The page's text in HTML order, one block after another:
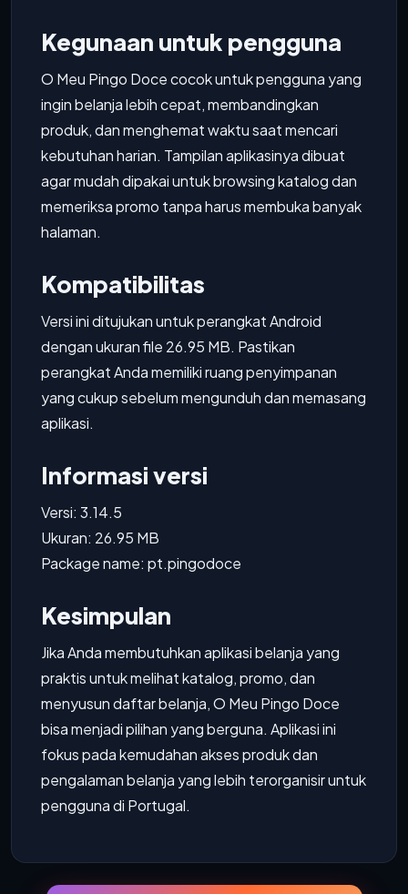
Kegunaan untuk pengguna
O Meu Pingo Doce cocok untuk pengguna yang
ingin belanja lebih cepat, membandingkan
produk, dan menghemat waktu saat mencari
kebutuhan harian. Tampilan aplikasinya dibuat
agar mudah dipakai untuk browsing katalog dan
memeriksa promo tanpa harus membuka banyak
halaman.
Kompatibilitas
Versi ini ditujukan untuk perangkat Android
dengan ukuran file 26.95 MB. Pastikan
perangkat Anda memiliki ruang penyimpanan
yang cukup sebelum mengunduh dan memasang
aplikasi.
Informasi versi
Versi: 3.14.5
Ukuran: 26.95 MB
Package name: pt.pingodoce
Kesimpulan
Jika Anda membutuhkan aplikasi belanja yang
praktis untuk melihat katalog, promo, dan
menyusun daftar belanja, O Meu Pingo Doce
bisa menjadi pilihan yang berguna. Aplikasi ini
fokus pada kemudahan akses produk dan
pengalaman belanja yang lebih terorganisir untuk
pengguna di Portugal.